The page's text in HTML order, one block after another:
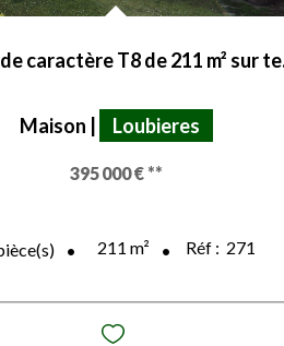
Maison Loubieres
395 000 €**
211 m² Réf : 271